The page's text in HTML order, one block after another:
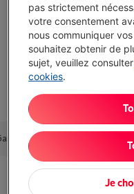
Afficher toutes les
Existe également dans
Disponibilité
pas strictement
votre consentement
nous communiquer
souhaitez obtenir de
sujet, veuillez consulter
cookies.
Je